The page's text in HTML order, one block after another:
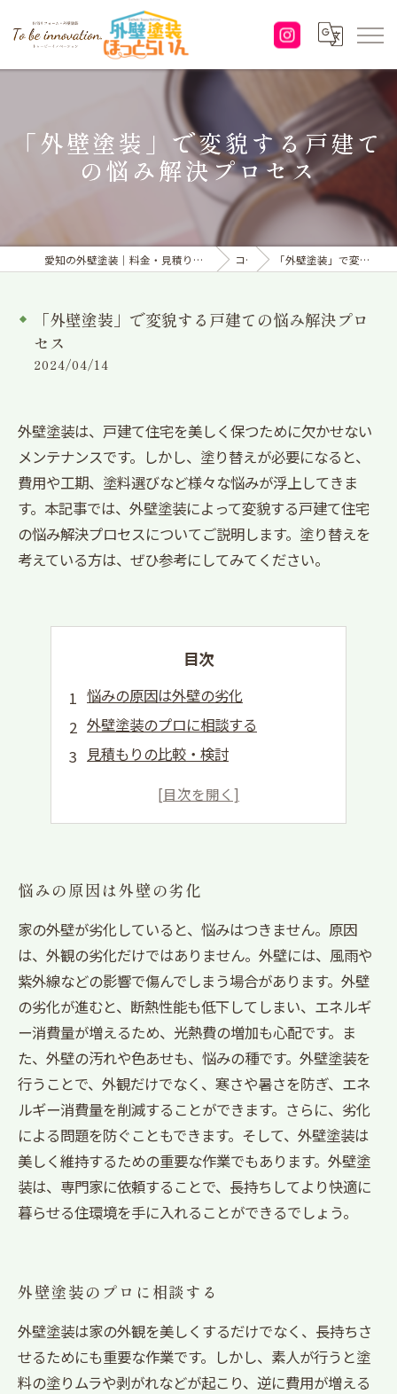
「外壁塗装」で変貌する戸建て
の悩み解決プロセス
愛知の外壁塗装｜料金・見積り｜塗り替えなら「株式会社To be innovation.」へ コラム 「外壁塗装」で変貌する戸建ての悩み解決プロセス
「外壁塗装」で変貌する戸建ての悩み解決プロ
セス
2024/04/14
外壁塗装は、戸建て住宅を美しく保つために欠かせない
メンテナンスです。しかし、塗り替えが必要になると、
費用や工期、塗料選びなど様々な悩みが浮上してきま
す。本記事では、外壁塗装によって変貌する戸建て住宅
の悩み解決プロセスについてご説明します。塗り替えを
考えている方は、ぜひ参考にしてみてください。
目次
悩みの原因は外壁の劣化
外壁塗装のプロに相談する
見積もりの比較・検討
施工前の準備作業
悩みの原因は外壁の劣化
家の外壁が劣化していると、悩みはつきません。原因
は、外観の劣化だけではありません。外壁には、風雨や
紫外線などの影響で傷んでしまう場合があります。外壁
の劣化が進むと、断熱性能も低下してしまい、エネルギ
ー消費量が増えるため、光熱費の増加も心配です。ま
た、外壁の汚れや色あせも、悩みの種です。外壁塗装を
行うことで、外観だけでなく、寒さや暑さを防ぎ、エネ
ルギー消費量を削減することができます。さらに、劣化
による問題を防ぐこともできます。そして、外壁塗装は
美しく維持するための重要な作業でもあります。外壁塗
装は、専門家に依頼することで、長持ちしてより快適に
暮らせる住環境を手に入れることができるでしょう。
外壁塗装のプロに相談する
外壁塗装は家の外観を美しくするだけでなく、長持ちさ
せるためにも重要な作業です。しかし、素人が行うと塗
料の塗りムラや剥がれなどが起こり、逆に費用が増える